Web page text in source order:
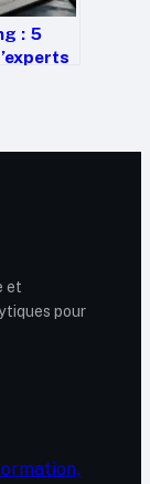
: 5
et
pour